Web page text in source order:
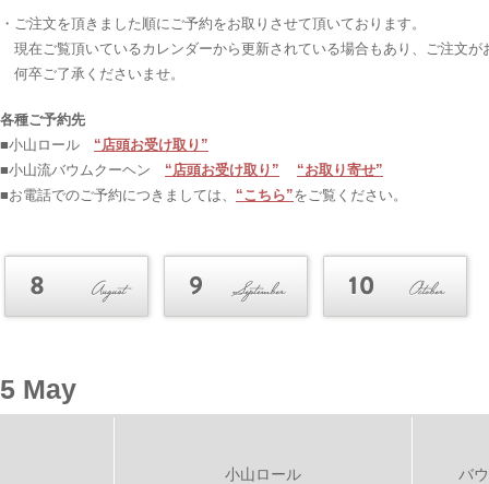
・ご注文を頂きました順にご予約をお取りさせて頂いております。
現在ご覧頂いているカレンダーから更新されている場合もあり、ご注文
何卒ご了承くださいませ。
各種ご予約先
■小山ロール “店頭お受け取り”
■小山流バウムクーヘン “店頭お受け取り”
“お取り寄せ”
■お電話でのご予約につきましては、 “こちら”をご覧ください。
5 May
小山ロール バ